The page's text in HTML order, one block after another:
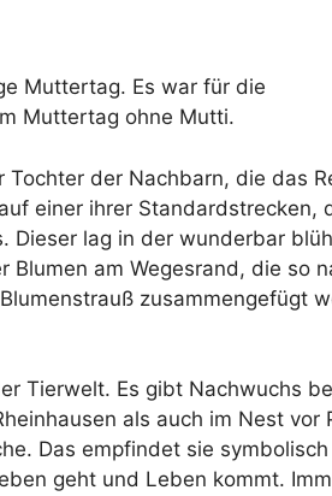
Muttertag. Es war für die
Muttertag ohne Mutti.
der Nachbarn, die das
einer ihrer Standardstrecken,
Dieser lag in der wunderbar
am Wegesrand, die so
zusammengefügt
Tierwelt. Es gibt Nachwuchs
als auch im Nest vor
Das empfindet sie
geht und Leben kommt.